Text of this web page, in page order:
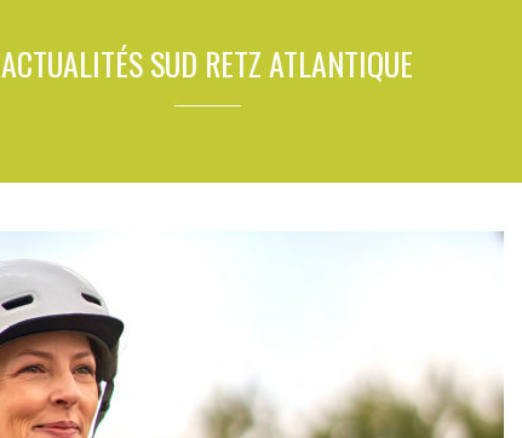
ACTUALITÉS SUD RETZ ATLANTIQUE